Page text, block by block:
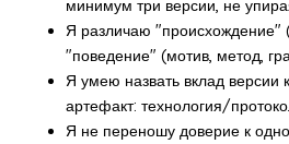
минимум три версии, не
Я различаю
"поведение" (мотив, метод,
Я умею назвать вклад версии
артефакт: технология/
Я не переношу доверие к